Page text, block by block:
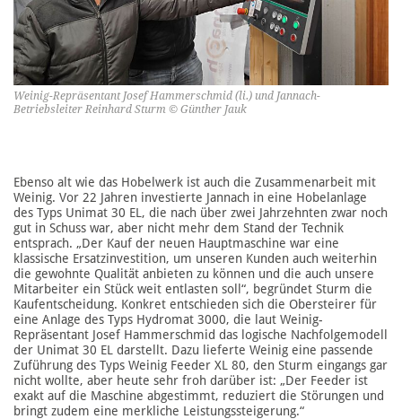
Weinig-Repräsentant Josef Hammerschmid (li.) und Jannach-
Betriebsleiter Reinhard Sturm © Günther Jauk
Ebenso alt wie das Hobelwerk ist auch die Zusammenarbeit mit
Weinig. Vor 22 Jahren investierte Jannach in eine Hobelanlage
des Typs Unimat 30 EL, die nach über zwei Jahrzehnten zwar noch
gut in Schuss war, aber nicht mehr dem Stand der Technik
entsprach. „Der Kauf der neuen Hauptmaschine war eine
klassische Ersatzinvestition, um unseren Kunden auch weiterhin
die gewohnte Qualität anbieten zu können und die auch unsere
Mitarbeiter ein Stück weit entlasten soll“, begründet Sturm die
Kaufentscheidung. Konkret entschieden sich die Obersteirer für
eine Anlage des Typs Hydromat 3000, die laut Weinig-
Repräsentant Josef Hammerschmid das logische Nachfolgemodell
der Unimat 30 EL darstellt. Dazu lieferte Weinig eine passende
Zuführung des Typs Weinig Feeder XL 80, den Sturm eingangs gar
nicht wollt e, aber heute sehr froh darüber ist: „Der Feeder ist
exakt auf die Maschine abgestimmt, reduziert die Störungen und
bringt zudem eine merkliche Leistungssteigerung.“